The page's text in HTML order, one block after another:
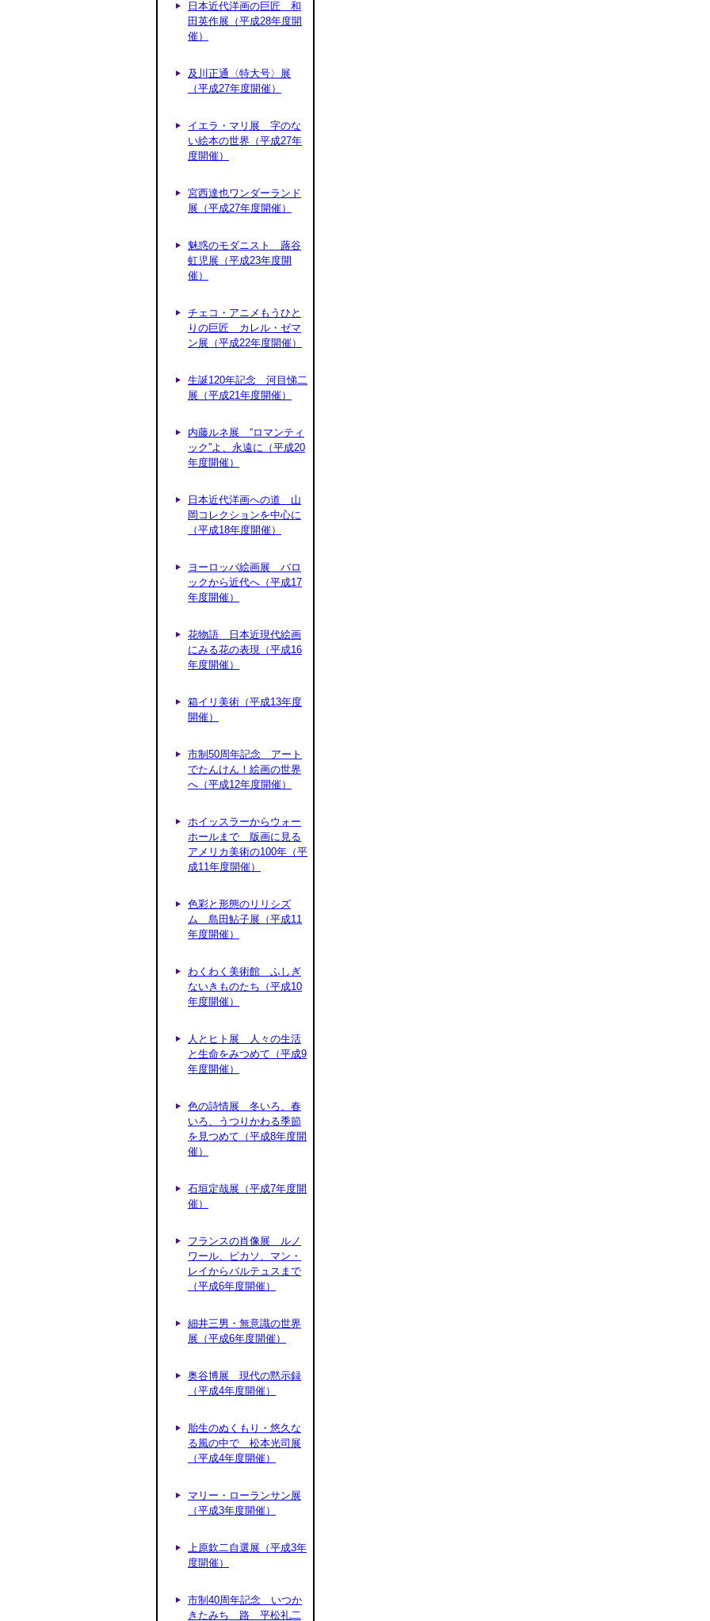
日本近代洋画の巨匠 和
田英作展（平成28年度開
催）
及川正通〈特大号〉展
（平成27年度開催）
イエラ・マリ展 字のな
い絵本の世界（平成27年
度開催）
宮西達也ワンダーランド
展（平成27年度開催）
魅惑のモダニスト 蕗谷
虹児展（平成23年度開
催）
チェコ・アニメもうひと
りの巨匠 カレル・ゼマ
ン展（平成22年度開催）
生誕120年記念 河目悌二
展（平成21年度開催）
内藤ルネ展 “ロマンティ
ック”よ、永遠に（平成20
年度開催）
日本近代洋画への道 山
岡コレクションを中心に
（平成18年度開催）
ヨーロッパ絵画展 バロ
ックから近代へ（平成17
年度開催）
花物語 日本近現代絵画
にみる花の表現（平成16
年度開催）
箱イリ美術（平成13年度
開催）
市制50周年記念 アート
でたんけん！絵画の世界
へ（平成12年度開催）
ホイッスラーからウォー
ホールまで 版画に見る
アメリカ美術の100年（平
成11年度開催）
色彩と形態のリリシズ
ム 島田鮎子展（平成11
年度開催）
わくわく美術館 ふしぎ
ないきものたち（平成10
年度開催）
人とヒト展 人々の生活
と生命をみつめて（平成9
年度開催）
色の詩情展 冬いろ、春
いろ、うつりかわる季節
を見つめて（平成8年度開
催）
石垣定哉展（平成7年度開
催）
フランスの肖像展 ルノ
ワール、ピカソ、マン・
レイからバルテュスまで
（平成6年度開催）
細井三男・無意識の世界
展（平成6年度開催）
奥谷博展 現代の黙示録
（平成4年度開催）
胎生のぬくもり・悠久な
る風の中で 松本光司展
（平成4年度開催）
マリー・ローランサン展
（平成3年度開催）
上原欽二自選展（平成3年
度開催）
市制40周年記念 いつか
きたみち 路 平松礼二